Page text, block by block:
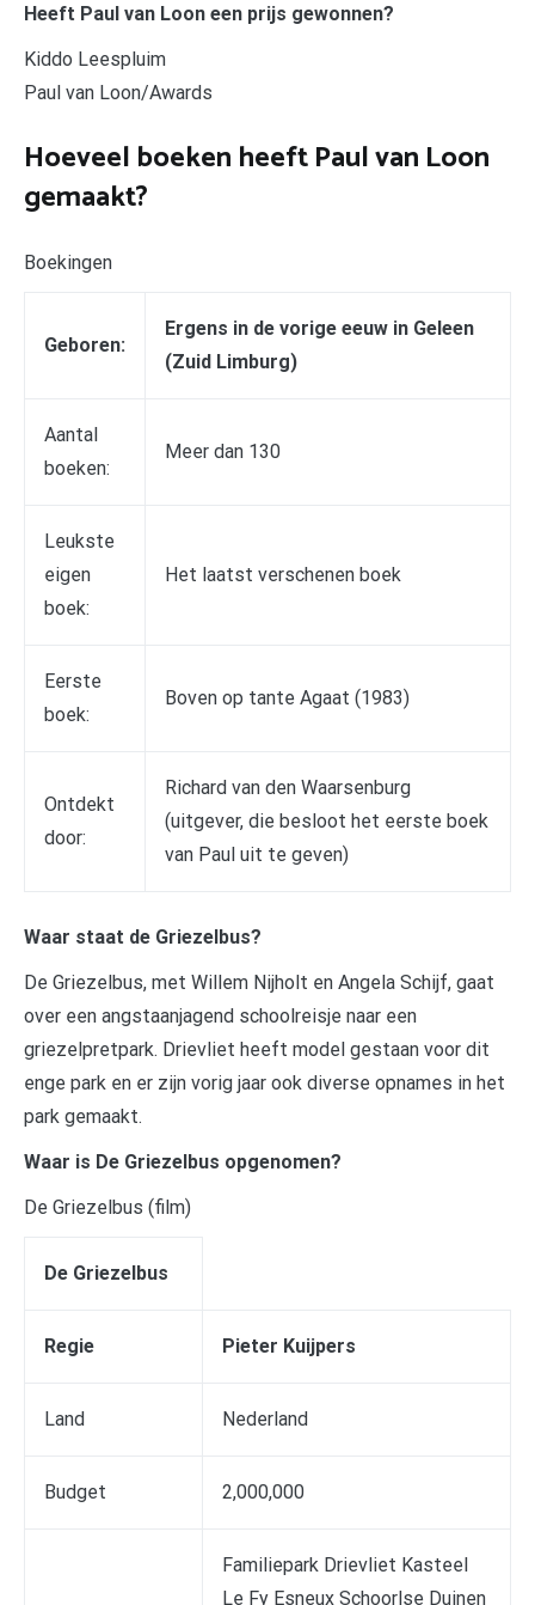
Heeft Paul van Loon een prijs gewonnen?
Kiddo Leespluim
Paul van Loon/Awards
Hoeveel boeken heeft Paul van Loon
gemaakt?
Boekingen
Geboren:
Ergens in de vorige eeuw in Geleen
(Zuid Limburg)
Aantal
boeken:
Meer dan 130
Leukste
eigen
boek:
Het laatst verschenen boek
Eerste
boek:
Boven op tante Agaat (1983)
Ontdekt
door:
Richard van den Waarsenburg
(uitgever, die besloot het eerste boek
van Paul uit te geven)
Waar staat de Griezelbus?
De Griezelbus, met Willem Nijholt en Angela Schijf, gaat
over een angstaanjagend schoolreisje naar een
griezelpretpark. Drievliet heeft model gestaan voor dit
enge park en er zijn vorig jaar ook diverse opnames in het
park gemaakt.
Waar is De Griezelbus opgenomen?
De Griezelbus (film)
De Griezelbus
Regie Pieter Kuijpers
Land Nederland
Budget 2,000,000
Familiepark Drievliet Kasteel
Le Fy Esneux Schoorlse Duinen